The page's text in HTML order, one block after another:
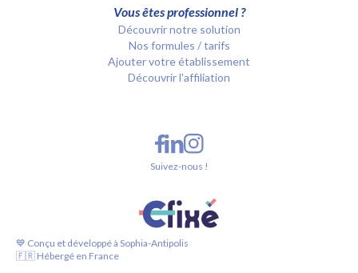
Vous êtes professionnel ?
Découvrir notre solution
Nos formules / tarifs
Ajouter votre établissement
Découvrir l'affiliation
💙 Conçu et développé à Sophia-Antipolis
🇫🇷 Hébergé en France
Suivez-nous !